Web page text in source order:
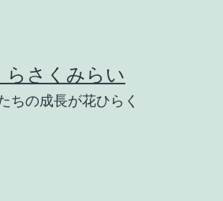
らさくみらい
ちの成長が花ひらく